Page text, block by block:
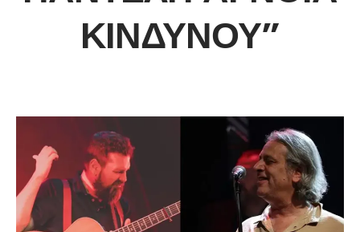
ΚΙΝΔΎΝΟΥ”